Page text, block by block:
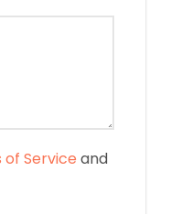
of Service and